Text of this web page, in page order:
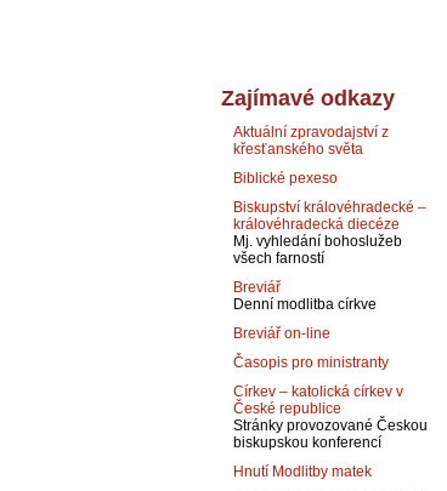
Zajímavé odkazy
Aktuální zpravodajství z
křesťanského světa
Biblické pexeso
Biskupství královéhradecké –
královéhradecká diecéze
Mj. vyhledání bohoslužeb
všech farností
Breviář
Denní modlitba církve
Breviář on-line
Časopis pro ministranty
Církev – katolická církev v
České republice
Stránky provozované Českou
biskupskou konferencí
Hnutí Modlitby matek